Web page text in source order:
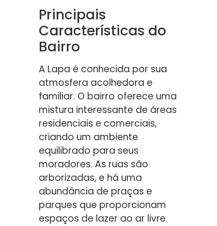
Principais
Características do
Bairro
A Lapa é conhecida por sua
atmosfera acolhedora e
familiar. O bairro oferece uma
mistura interessante de áreas
residenciais e comerciais,
criando um ambiente
equilibrado para seus
moradores. As ruas são
arborizadas, e há uma
abundância de praças e
parques que proporcionam
espaços de lazer ao ar livre.